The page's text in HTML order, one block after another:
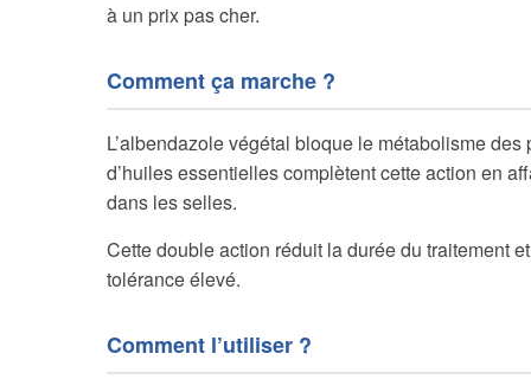
à un prix pas cher.
Comment ça marche ?
L’albendazole végétal bloque le métabolisme
d’huiles essentielles complètent cette action en
dans les selles.
Cette double action réduit la durée du traitement
tolérance élevé.
Comment l’utiliser ?